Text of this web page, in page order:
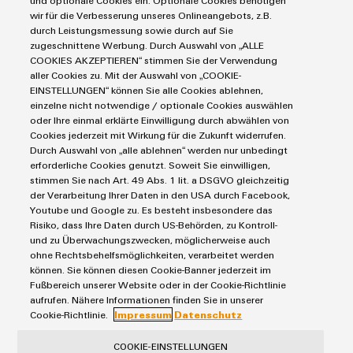
Modifizierte
und
bestückte
Gehäuse
Kundenspezifische
Kabelkonfektionierung
Produktinnovationen
Praxisnahe
Verbindungen für
Ihre Industrie.
Unsere Neuheiten
im Bereich
Industrial
Connectivity.
Markierungssysteme
Reihenklemmen
Stromversorgungen
Industrial Security
Single Pair Ethernet
Smart Metering
SNAP IN Anschlusstechnologie
Workplace Solutions
Connectivity Consulting
eShop / Digitale Bestellmöglichkeiten
Engineering-Daten
PCB Connector Services
Support Center
Technische Produktkataloge
Weidmüller Configurator
Industrien
Datencenter
Gerätehersteller
Maschinenbau
Photovoltaik
Wasserstoff
Weidmüller Industry Match
Windenergie
Impressum
Einkaufs- /Lieferanteninformationen
Datenschutzerklärung
Cookie Richtlinie
Cookie Einstellungen
Weidmüller GmbH & Co KG
Klingenbergstraße 26
32758 Detmold
Tel.: +49 5231 14-280
wir für die Verbesserung unseres Onlineangebots, z.B.
durch Leistungsmessung sowie durch auf Sie
zugeschnittene Werbung. Durch Auswahl von „ALLE
COOKIES AKZEPTIEREN“ stimmen Sie der Verwendung
aller Cookies zu. Mit der Auswahl von „COOKIE-
EINSTELLUNGEN“ können Sie alle Cookies ablehnen,
einzelne nicht notwendige / optionale Cookies auswählen
oder Ihre einmal erklärte Einwilligung durch abwählen von
Cookies jederzeit mit Wirkung für die Zukunft widerrufen.
Durch Auswahl von „alle ablehnen“ werden nur unbedingt
erforderliche Cookies genutzt. Soweit Sie einwilligen,
stimmen Sie nach Art. 49 Abs. 1 lit. a DSGVO gleichzeitig
der Verarbeitung Ihrer Daten in den USA durch Facebook,
Youtube und Google zu. Es besteht insbesondere das
Risiko, dass Ihre Daten durch US-Behörden, zu Kontroll-
und zu Überwachungszwecken, möglicherweise auch
ohne Rechtsbehelfsmöglichkeiten, verarbeitet werden
können. Sie können diesen Cookie-Banner jederzeit im
Fußbereich unserer Website oder in der Cookie-Richtlinie
aufrufen. Nähere Informationen finden Sie in unserer
Cookie-Richtlinie.
Impressum Datenschutz
COOKIE-EINSTELLUNGEN